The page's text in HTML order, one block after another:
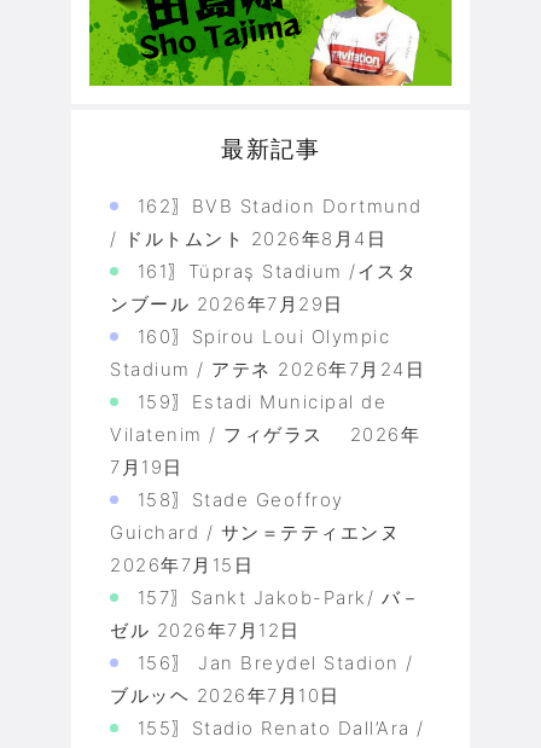
最新記事
162〗BVB Stadion Dortmund
/ ドルトムント 2026年8月4日
161〗Tüpraş Stadium /イスタ
ンブール 2026年7月29日
160〗Spirou Loui Olympic
Stadium / アテネ 2026年7月24日
159〗Estadi Municipal de
Vilatenim / フィゲラス
2026年
7月19日
158〗Stade Geoffroy
Guichard / サン＝テティエンヌ
2026年7月15日
157〗Sankt Jakob-Park/ バ－
ゼル 2026年7月12日
156〗 Jan Breydel Stadion /
ブルッヘ 2026年7月10日
155〗Stadio Renato Dall’Ara /